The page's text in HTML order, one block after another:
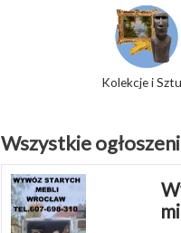
Kolekcje i
Wszystkie